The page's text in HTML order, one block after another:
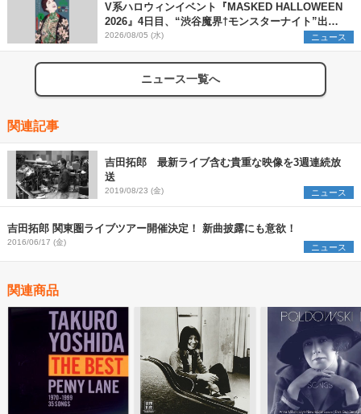
V系ハロウィンイベント『MASKED HALLOWEEN
2026』4日目、“渋谷魔界†モンスターナイト”出演6
組を発表
2026/08/05 (水) ニュース
ニュース一覧へ
関連記事
吉田拓郎 最新ライブ含む貴重な映像を3週連続放
送
2019/08/23 (金) ニュース
吉田拓郎 関東圏ライブツアー開催決定！ 新曲披露にも意欲！
2016/06/17 (金) ニュース
関連商品